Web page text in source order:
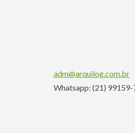
adm@arquilog.com.br
Whatsapp: (21)